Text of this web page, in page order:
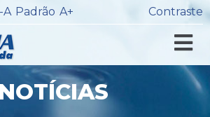
-A Padrão A+ Contraste
NOTÍCIAS